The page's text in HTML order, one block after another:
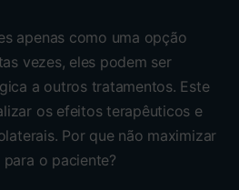
apenas como uma opção
vezes, eles podem ser
a outros tratamentos. Este
os efeitos terapêuticos e
Por que não maximizar
o paciente?